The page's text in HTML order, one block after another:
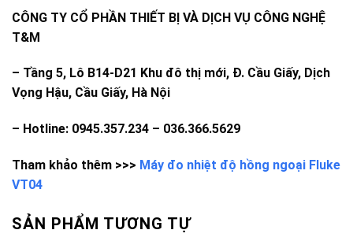
CÔNG TY CỔ PHẦN THIẾT BỊ VÀ DỊCH VỤ CÔNG NGHỆ
T&M
– Tầng 5, Lô B14-D21 Khu đô thị mới, Đ. Cầu Giấy, Dịch
Vọng Hậu, Cầu Giấy, Hà Nội
– Hotline: 0945.357.234 – 036.366.5629
Tham khảo thêm >>> Máy đo nhiệt độ hồng ngoại Fluke
VT04
SẢN PHẨM TƯƠNG TỰ